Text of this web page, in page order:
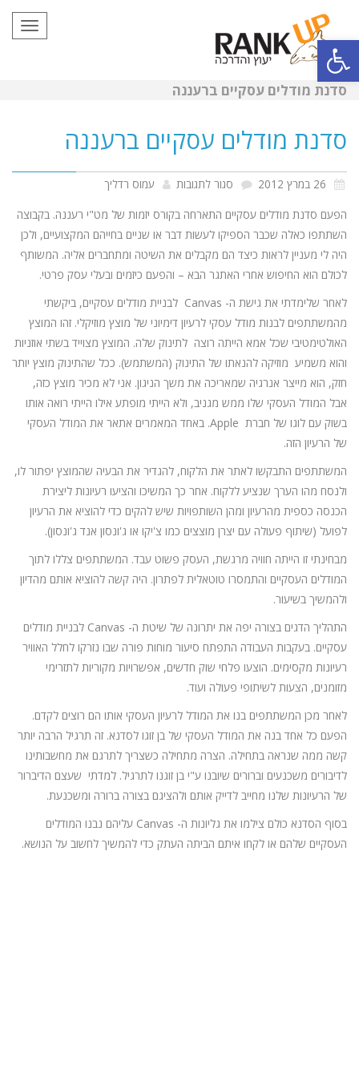
פתח סרגל נגישות
סדנת מודלים עסקיים ברעננה
סדנת מודלים עסקיים ברעננה
סגור לתגובות על
מודלים
עסקיים
ברעננה
עמוס רדליך
הפעם סדנת מודלים עסקיים התארחה בקורס יזמות של מט"י רעננה. בקבוצה
השתתפו כאלה שכבר הספיקו לעשות דבר או שניים בחייהם המקצועיים, ולכן
היה לי מעניין לראות כיצד הם מקבלים את השיטה ומתחברים אליה. המשותף
לכולם הוא החיפוש אחרי האתגר הבא – והפעם כיזמים ובעלי עסק פרטי.
לאחר שלימדתי את גישת ה- Canvas לבניית מודלים עסקיים, ביקשתי
מהמשתתפים לבנות מודל עסקי לרעיון דימיוני של מוצץ מוזיקלי. זהו המוצץ
האולטימטיבי שכל אמא הייתה רוצה לתינוק שלה. המוצץ מצוייד בשתי אוזניות
והוא משמיע מוזיקה להנאתו של התינוק (המשתמש). ככל שהתינוק מוצץ יותר
חזק, הוא מייצר אנרגיה שמאריכה את משך הניגון. אני לא מכיר מוצץ כזה,
אבל המודל העסקי שלו ממש מגניב, ולא הייתי מופתע אילו הייתי רואה אותו
בשוק עם לוגו של חברת Apple. באחד המאמרים אתאר את המודל העסקי
של הרעיון הזה.
המשתתפים התבקשו לאתר את הלקוח, להגדיר את הבעיה שהמוצץ יפתור לו,
ולנסח מהו הערך שנציע ללקוח. אחר כך המשיכו והציעו רעיונות ליצירת
הכנסה כספית מהרעיון ומהן השותפויות שיש להקים כדי להוציא את הרעיון
לפועל (שיתוף פעולה עם יצרן מוצצים כמו צ'יקו או ג'ונסון אנד ג'ונסון).
מבחינתי זו הייתה חוויה מרגשת, העסק פשוט עבד. המשתתפים צללו לתוך
המודלים העסקיים והתמסרו טוטאלית לפתרון. היה קשה להוציא אותם מהדיון
ולהמשיך בשיעור.
התהליך הדגים בצורה יפה את יתרונה של שיטת ה- Canvas לבניית מודלים
עסקיים. בעקבות העבודה התפתח סיעור מוחות פורה שבו נזרקו לחלל האוויר
רעיונות מקסימים. הוצעו פלחי שוק חדשים, אפשרויות מקוריות לתזרימי
מזומנים, הצעות לשיתופי פעולה ועוד.
לאחר מכן המשתתפים בנו את המודל לרעיון העסקי אותו הם רוצים לקדם.
הפעם כל אחד בנה את המודל העסקי של בן זוגו לסדנא. זה תרגיל הרבה יותר
קשה ממה שנראה בתחילה. הצרה מתחילה כשצריך לתרגם את מחשבותינו
לדיבורים משכנעים וברורים שיובנו ע"י בן זוגנו לתרגיל. למדתי שעצם הדיברור
של הרעיונות שלנו מחייב לדייק אותם ולהציגם בצורה ברורה ומשכנעת.
בסוף הסדנא כולם צילמו את גליונות ה- Canvas עליהם נבנו המודלים
העסקיים שלהם או לקחו איתם הביתה העתק כדי להמשיך לחשוב על הנושא.